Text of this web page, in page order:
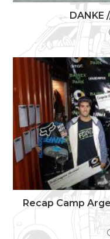
DANKE
Recap Camp